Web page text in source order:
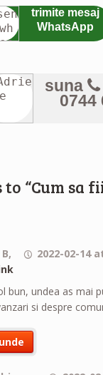
trimite mesaj
WhatsApp
suna
0744
to “Cum sa
2022-02-14
bun, undea as mai
si despre